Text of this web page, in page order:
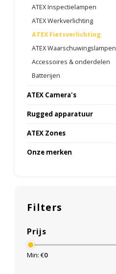
ATEX Inspectielampen
ATEX Werkverlichting
ATEX Fietsverlichting
ATEX Waarschuwingslampen
Accessoires & onderdelen
Batterijen
ATEX Camera's
Rugged apparatuur
ATEX Zones
Onze merken
Filters
Prijs
Min: €0